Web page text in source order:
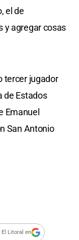
el de
y agregar cosas
tercer jugador
de Estados
Emanuel
San Antonio
El Litoral en